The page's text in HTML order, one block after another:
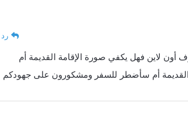
رد
لاين فهل يكفي صورة الإقامة القديمة أم
أم سأضطر للسفر ومشكورون على جهودكم